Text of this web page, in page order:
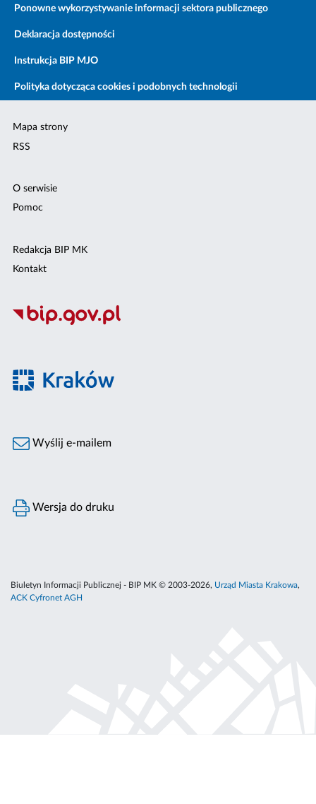
Ponowne wykorzystywanie informacji sektora publicznego
Deklaracja dostępności
Instrukcja BIP MJO
Polityka dotycząca cookies i podobnych technologii
Mapa strony
RSS
O serwisie
Pomoc
Redakcja BIP MK
Kontakt
Wyślij e-mailem
Wersja do druku
Biuletyn Informacji Publicznej - BIP MK © 2003-2026, Urząd Miasta Krakowa,
ACK Cyfronet AGH